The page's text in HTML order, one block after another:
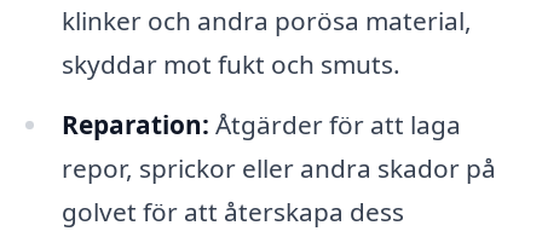
klinker och andra porösa material,
skyddar mot fukt och smuts.
Reparation: Åtgärder för att laga
repor, sprickor eller andra skador på
golvet för att återskapa dess